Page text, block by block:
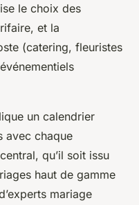
le choix des
et la
(catering, fleuristes
un calendrier
avec chaque
qu’il soit issu
haut de gamme
mariage